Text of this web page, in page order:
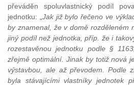
převáděn spoluvlastnický podíl
jednotku: „ Jak již bylo řečeno ve
by znamenal, že v domě rozděleném
jiný podíl než jednotka, příp. že i
rozestavěnou jednotku podle §
zřejmě optimální. Jinak by totiž nová
výstavbou, ale až převodem. Podle
byla stávajícími vlastníky jednotek